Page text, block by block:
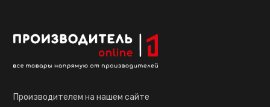
Производителем на нашем сайте